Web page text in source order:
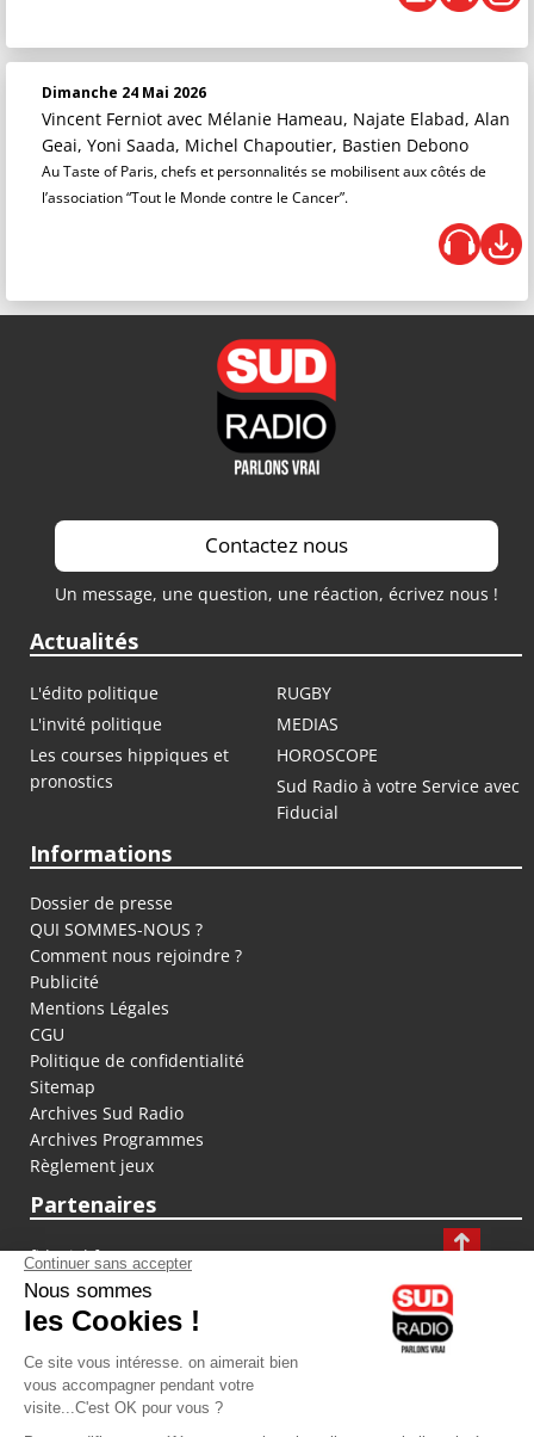
Dimanche 24 Mai 2026
Vincent Ferniot avec Mélanie Hameau, Najate Elabad, Alan
Geai, Yoni Saada, Michel Chapoutier, Bastien Debono
Au Taste of Paris, chefs et personnalités se mobilisent aux côtés de
l’association “Tout le Monde contre le Cancer”.
Contactez nous
Un message, une question, une réaction, écrivez nous !
Actualités
L'édito politique
RUGBY
L'invité politique
MEDIAS
Les courses hippiques et
pronostics
HOROSCOPE
Sud Radio à votre Service avec
Fiducial
Informations
Dossier de presse
QUI SOMMES-NOUS ?
Comment nous rejoindre ?
Publicité
Mentions Légales
CGU
Politique de confidentialité
Sitemap
Archives Sud Radio
Archives Programmes
Règlement jeux
Partenaires
fiducial.fr
lyoncapitale.fr
olympique-et-lyonnais.com
L'application Iphone / Android
Téléchargez l'application